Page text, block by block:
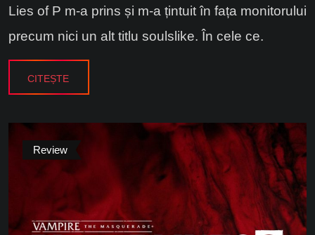
Lies of P m-a prins și m-a țintuit în fața monitorului
precum nici un alt titlu soulslike. În cele ce.
CITEȘTE
Review